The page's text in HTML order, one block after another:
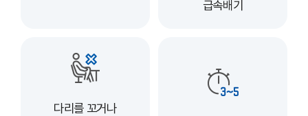
급속배기
다리를 꼬거나